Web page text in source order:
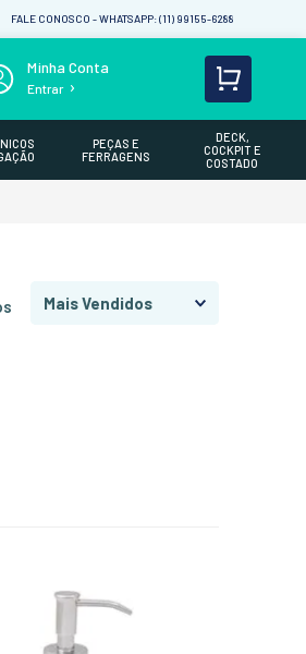
FALE CONOSCO - WHATSAPP: (11) 99155-6288
Entrar
PEÇAS E
FERRAGENS
DECK,
COCKPIT E
COSTADO
Mais Vendidos